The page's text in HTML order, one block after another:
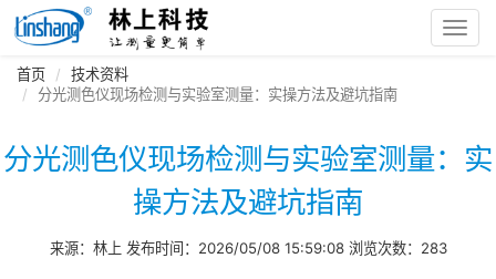
首页
技术资料
分光测色仪现场检测与实验室测量：实操方法及避坑指南
分光测色仪现场检测与实验室测量：实
操方法及避坑指南
来源：林上 发布时间：2026/05/08 15:59:08 浏览次数：283